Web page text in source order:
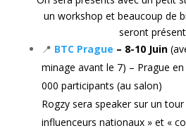
un workshop et beaucoup de
seront
📍 BTC Prague – 8-10 Juin
minage avant le 7) – Prague en
000 participants (au salon)
Rogzy sera speaker sur un
influenceurs nationaux » et «